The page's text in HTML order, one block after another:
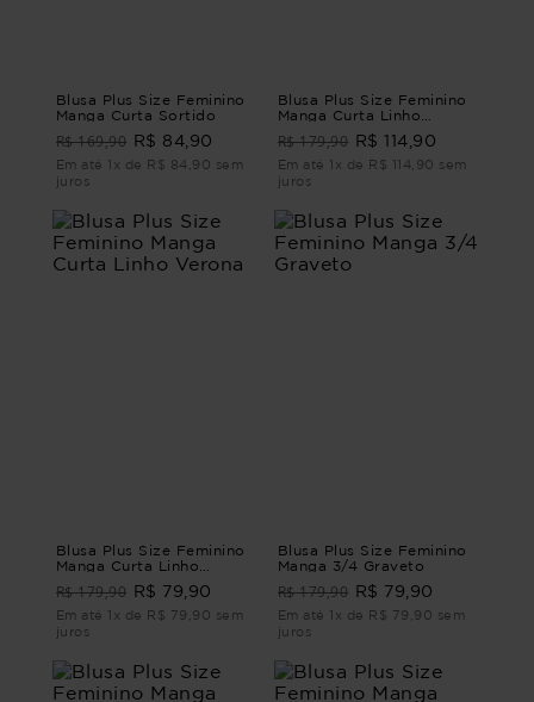
Blusa Plus Size Feminino
Manga Curta Sortido
R$ 169,90 R$ 84,90
Em até 1x de R$ 84,90 sem
juros
Blusa Plus Size Feminino
Manga Curta Linho
R$ 179,90 R$ 114,90
Em até 1x de R$ 114,90 sem
juros
Blusa Plus Size Feminino
Manga Curta Linho
R$ 179,90 R$ 79,90
Em até 1x de R$ 79,90 sem
juros
Blusa Plus Size Feminino
Manga 3/4 Graveto
R$ 179,90 R$ 79,90
Em até 1x de R$ 79,90 sem
juros